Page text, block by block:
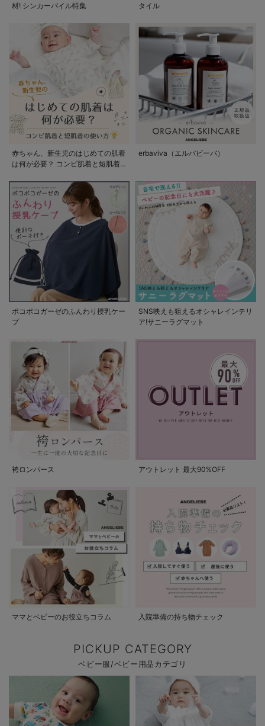
材! シンカーパイル特集
タイル
赤ちゃん、新生児のはじめての肌着
は何が必要？ コンビ肌着と短肌着
erbaviva（エルバビーバ）
ポコポコガーゼのふんわり授乳ケー
プ
SNS映えも狙えるオシャレインテリ
ア!サニーラグマット
袴ロンパース アウトレット 最大90%OFF
ママとベビーのお役立ちコラム 入院準備の持ち物チェック
PICKUP CATEGORY
ベビー服/ベビー用品カテゴリ